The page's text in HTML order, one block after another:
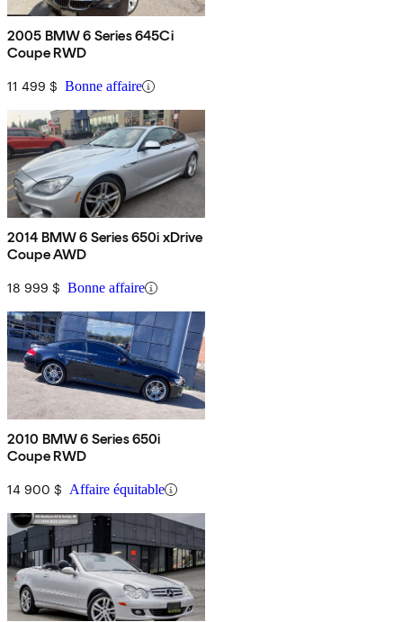
2005 BMW 6 Series 645Ci
Coupe RWD
11 499 $ Bonne affaire
2014 BMW 6 Series 650i xDrive
Coupe AWD
18 999 $ Bonne affaire
2010 BMW 6 Series 650i
Coupe RWD
14 900 $ Affaire équitable